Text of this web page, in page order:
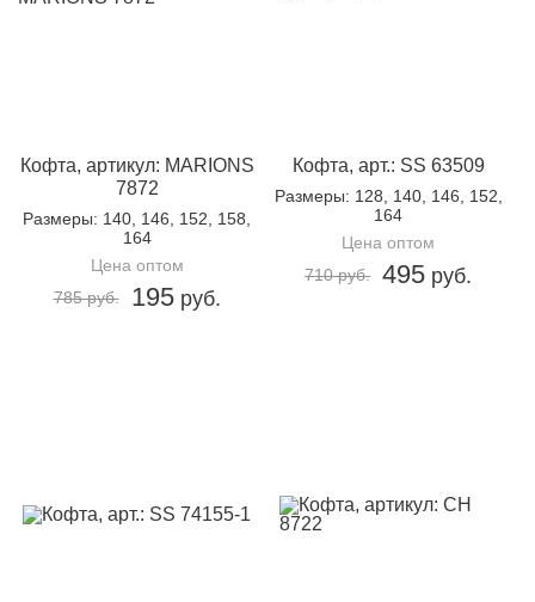
Кофта, артикул: MARIONS
7872
Размеры: 140, 146, 152, 158,
164
Цена оптом
785 руб.
195руб.
Кофта, арт.: SS 63509
Размеры: 128, 140, 146, 152,
164
Цена оптом
710 руб.
495 руб.